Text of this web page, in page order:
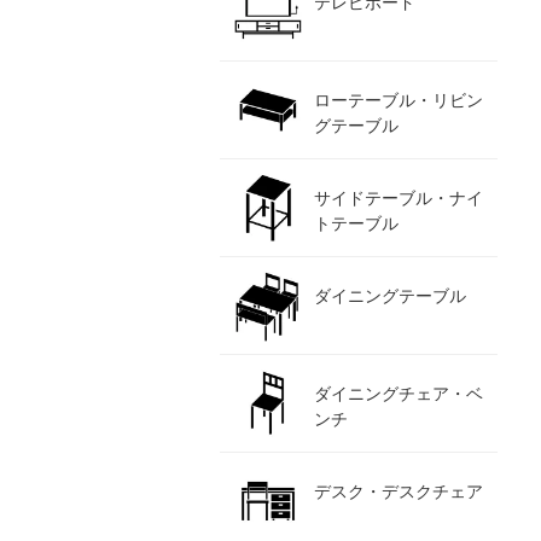
ローテーブル・リビン
グテーブル
サイドテーブル・ナイ
トテーブル
ダイニングテーブル
ダイニングチェア・ベ
ンチ
デスク・デスクチェア